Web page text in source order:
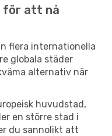
för att nå
flera internationella
globala städer
alternativ när
huvudstad,
en större stad i
du sannolikt att